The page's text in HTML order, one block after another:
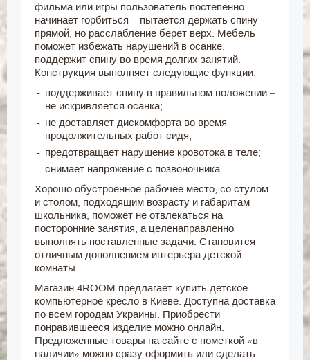
фильма или игры пользователь постепенно
начинает горбиться – пытается держать спину
прямой, но расслабление берет верх. Мебель
поможет избежать нарушений в осанке,
поддержит спину во время долгих занятий.
Конструкция выполняет следующие функции:
поддерживает спину в правильном положении –
не искривляется осанка;
не доставляет дискомфорта во время
продолжительных работ сидя;
предотвращает нарушение кровотока в теле;
снимает напряжение с позвоночника.
Хорошо обустроенное рабочее место, со стулом
и столом, подходящим возрасту и габаритам
школьника, поможет не отвлекаться на
посторонние занятия, а целенаправленно
выполнять поставленные задачи. Становится
отличным дополнением интерьера детской
комнаты.
Магазин 4ROOM предлагает купить детское
компьютерное кресло в Киеве. Доступна доставка
по всем городам Украины. Приобрести
понравившееся изделие можно онлайн.
Предложенные товары на сайте с пометкой «в
наличии» можно сразу оформить или сделать